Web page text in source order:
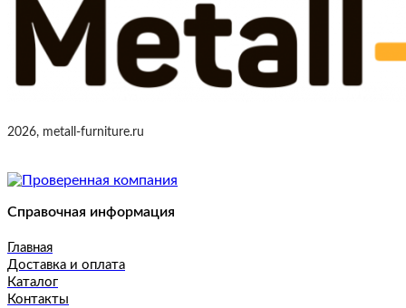
2026, metall-furniture.ru
Справочная информация
Главная
Доставка и оплата
Каталог
Контакты